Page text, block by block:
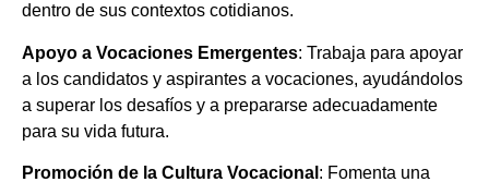
dentro de sus contextos cotidianos.
Apoyo a Vocaciones Emergentes: Trabaja para apoyar
a los candidatos y aspirantes a vocaciones, ayudándolos
a superar los desafíos y a prepararse adecuadamente
para su vida futura.
Promoción de la Cultura Vocacional : Fomenta una